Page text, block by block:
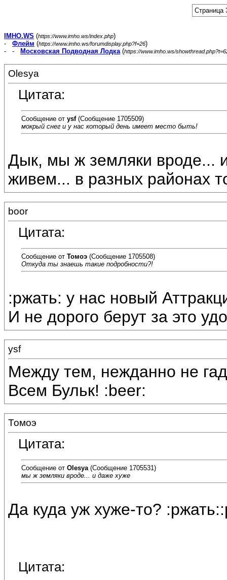
Страница
IMHO.WS (https://www.imho.ws/index.php)
- Флейм (https://www.imho.ws/forumdisplay.php?f=26)
- -
Московская Подводная Лодка(https://www.imho.ws/
Olesya
Цитата:
Сообщение от ysf(Сообщение 1705509)
мокрый снег и у нас который день имеет место быть!
Дык, мы ж земляки вроде...
живем... в разных районах
boor
Цитата:
Сообщение от Томоэ (Сообщение 1705508)
Откуда ты знаешь такие подробности?!
:ржать: у нас новый
И не дорого берут за это
ysf
Между тем, нежданно не
Всем Бульк! :beer:
Томоэ
Цитата:
Сообщение от Olesya (Сообщение 1705531)
мы ж земляки вроде... и даже хуже
Да куда уж хуже-то?
Цитата: